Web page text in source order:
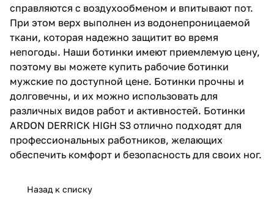
справляются с воздухообменом и впитывают пот.
При этом верх выполнен из водонепроницаемой
ткани, которая надежно защитит во время
непогоды. Наши ботинки имеют приемлемую цену,
поэтому вы можете купить рабочие ботинки
мужские по доступной цене. Ботинки прочны и
долговечны, и их можно использовать для
различных видов работ и активностей. Ботинки
ARDON DERRICK HIGH S3 отлично подходят для
профессиональных работников, желающих
обеспечить комфорт и безопасность для своих ног.
Назад к списку